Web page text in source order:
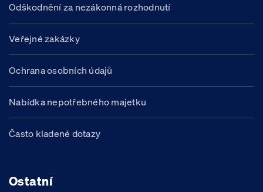
Odškodnění za nezákonná rozhodnutí
Veřejné zakázky
Ochrana osobních údajů
Nabídka nepotřebného majetku
Často kladené dotazy
Ostatní